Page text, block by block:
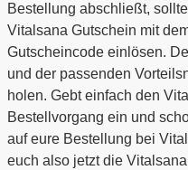
Bestellung abschließt,
Vitalsana Gutschein mit
Gutscheincode einlösen.
und der passenden
holen. Gebt einfach den
Bestellvorgang ein und
auf eure Bestellung bei
euch also jetzt die